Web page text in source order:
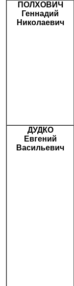
ПОЛХОВИЧ
Геннадий
Николаевич
ДУДКО
Евгений
Васильевич